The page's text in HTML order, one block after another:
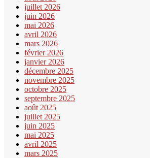
juillet 2026
juin 2026
mai 2026
avril 2026
mars 2026
février 2026
janvier 2026
décembre 2025
novembre 2025
octobre 2025
septembre 2025
août 2025
juillet 2025
juin 2025
mai 2025
avril 2025
mars 2025